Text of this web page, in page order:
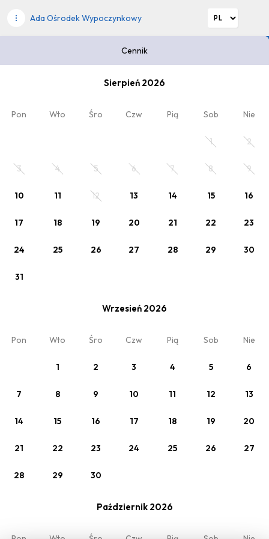
Ada Ośrodek Wypoczynkowy
Cennik
Sierpień 2026
Pon Wto Śro Czw Pią Sob Nie
1 2
3 4 5 6 7 8 9
10 11 12 13 14 15 16
17 18 19 20 21 22 23
24 25 26 27 28 29 30
31
Wrzesień 2026
Pon Wto Śro Czw Pią Sob Nie
1 2 3 4 5 6
7 8 9 10 11 12 13
14 15 16 17 18 19 20
21 22 23 24 25 26 27
28 29 30
Październik 2026
2 x Dorośli
Regulamin